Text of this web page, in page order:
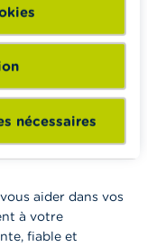
nécessaires
des
et des
aider dans vos
à votre
fiable et